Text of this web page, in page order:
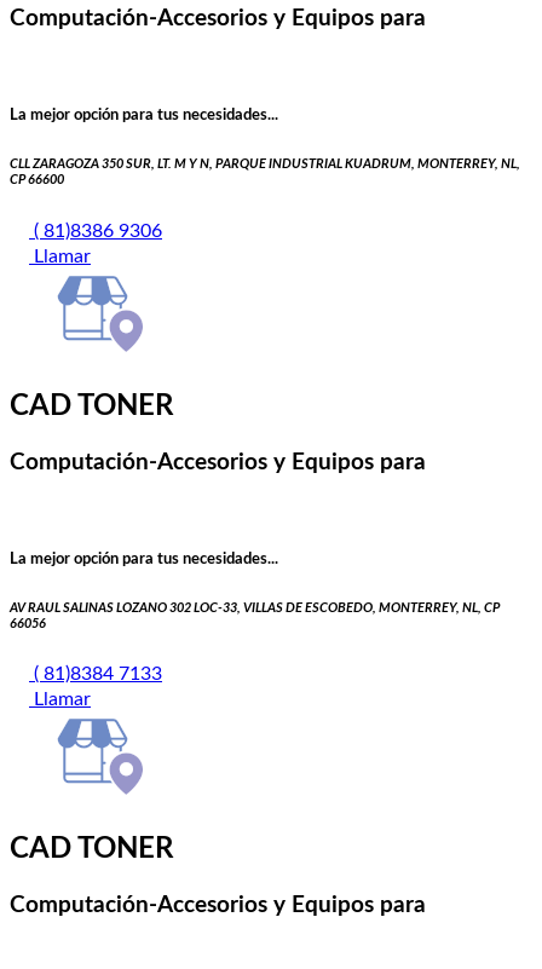
Computación-Accesorios y Equipos para
La mejor opción para tus necesidades...
CLL ZARAGOZA 350 SUR, LT. M Y N, PARQUE INDUSTRIAL KUADRUM, MONTERREY, NL,
CP 66600
( 81)8386 9306
Llamar
CAD TONER
Computación-Accesorios y Equipos para
La mejor opción para tus necesidades...
AV RAUL SALINAS LOZANO 302 LOC-33, VILLAS DE ESCOBEDO, MONTERREY, NL, CP
66056
( 81)8384 7133
Llamar
CAD TONER
Computación-Accesorios y Equipos para